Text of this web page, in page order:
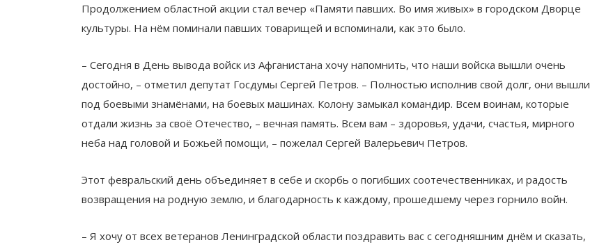
Продолжением областной акции стал вечер «Памяти павших. Во имя живых» в городском Дворце
культуры. На нём поминали павших товарищей и вспоминали, как это было.
– Сегодня в День вывода войск из Афганистана хочу напомнить, что наши войска вышли очень
достойно, – отметил депутат Госдумы Сергей Петров. – Полностью исполнив свой долг, они вышли
под боевыми знамёнами, на боевых машинах. Колону замыкал командир. Всем воинам, которые
отдали жизнь за своё Отечество, – вечная память. Всем вам – здоровья, удачи, счастья, мирного
неба над головой и Божьей помощи, – пожелал Сергей Валерьевич Петров.
Этот февральский день объединяет в себе и скорбь о погибших соотечественниках, и радость
возвращения на родную землю, и благодарность к каждому, прошедшему через горнило войн.
– Я хочу от всех ветеранов Ленинградской области поздравить вас с сегодняшним днём и сказать,